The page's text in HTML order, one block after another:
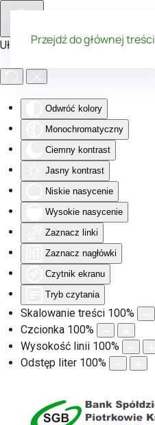
Ułatwienia dostępu
Odwróć kolory
Monochromatyczny
Ciemny kontrast
Jasny kontrast
Niskie nasycenie
Wysokie nasycenie
Zaznacz linki
Zaznacz nagłówki
Czytnik ekranu
Tryb czytania
Skalowanie treści 100%
Czcionka 100%
Wysokość linii 100%
Odstęp liter 100%
Przejdź do głównej treści